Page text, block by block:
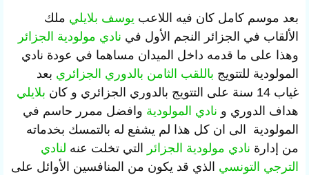
بعد موسم كامل كان فيه اللاعب يوسف بلايلي ملك
الألقاب في الجزائر النجم الأول في نادي مولودية الجزائر
وهذا على ما قدمه داخل الميدان مساهما في عودة نادي
المولودية للتتويج باللقب الثامن بالدوري الجزائري بعد
غياب 14 سنة على التتويج بالدوري الجزائري و كان
بلايلي
هداف الدوري و نادي المولودية وافضل ممرر حاسم في
المولودية الى ان كل هذا لم يشفع له بالتمسك بخدماته
من إدارة نادي مولودية الجزائر التي تخلت عنه لنادي
الترجي التونسي الذي قد يكون من المنافسين الأوائل على